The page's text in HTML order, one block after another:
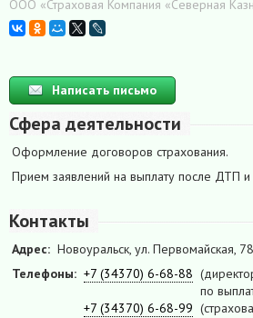
ООО «Страховая Компания «Северная
Написать письмо
Сфера деятельности
Оформление договоров страхования.
Прием заявлений на выплату после ДТП и
Контакты
Адрес: Новоуральск, ул. Первомайская,
Телефоны: +7 (34370) 6-68-88
по
+7 (34370) 6-68-99